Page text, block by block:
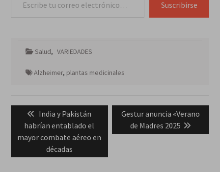
Suscribirse
Salud, VARIEDADES
Alzheimer, plantas medicinales
Navegación
entradas
Previous
post:
India y Pakistán
habrían entablado el
mayor combate aéreo en
décadas
Next
post:
Gestur anuncia «Verano
de Madres 2025